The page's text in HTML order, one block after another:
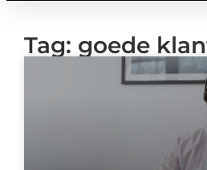
Tag: goede